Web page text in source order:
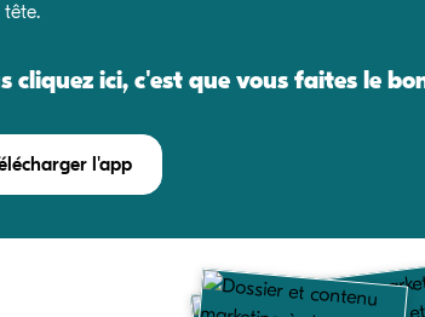
tête.
cliquez ici, c'est que vous faites le
l'app